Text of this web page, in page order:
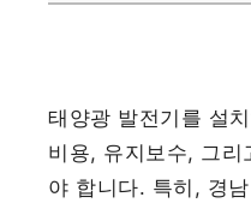
태양광 발전기를 설
비용, 유지보수, 그리
야 합니다. 특히, 경